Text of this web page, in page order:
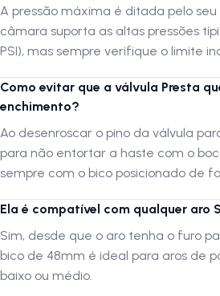
modernas, garantindo que a válvula
enchimento fácil. Além de serlevepara
rotacional da bike, é uma peça de
1. Essa câmara serve em pneus
R:Não é recomendado. Ela é
do limite, tornando-a mais fina e propensa
2. O que é válvula Presta?
R:É a válvula de "bico fino", o padrão
estrada e aros de alta performance,
A pressão máxima é ditada pelo seu
câmara suporta as altas pressões
PSI), mas sempre verifique o limite
Como evitar que a válvula Presta
enchimento?
Ao desenroscar o pino da válvula
para não entortar a haste com o
sempre com o bico posicionado de
Ela é compatível com qualquer aro
Sim, desde que o aro tenha o furo
bico de 48mm é ideal para aros de
baixo ou médio.